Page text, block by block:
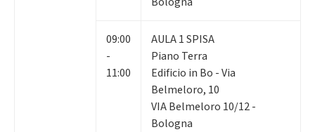
09:00
-
11:00
AULA 1 SPISA
Piano Terra
Edificio in Bo - Via
Belmeloro, 10
VIA Belmeloro 10/12 -
Bologna